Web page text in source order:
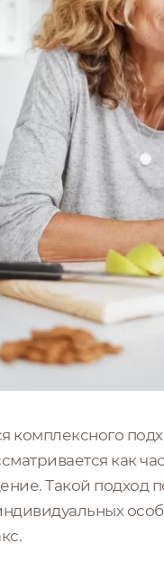
комплексного
как
Такой подход